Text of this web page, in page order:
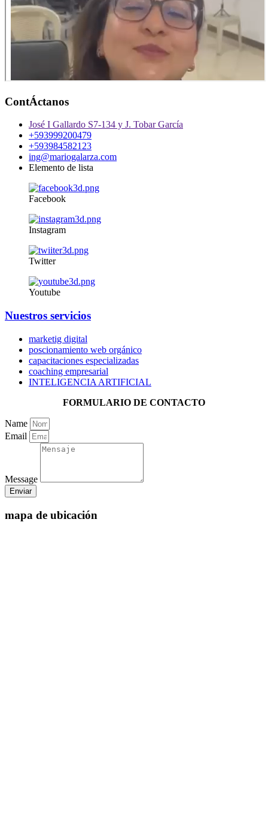
ContÁctanos
José I Gallardo S7-134 y J. Tobar García
+593999200479
+593984582123
ing@mariogalarza.com
Elemento de lista
Facebook
Instagram
Twitter
Youtube
Nuestros servicios
marketig digital
poscionamiento web orgánico
capacitaciones especializadas
coaching empresarial
INTELIGENCIA ARTIFICIAL
FORMULARIO DE CONTACTO
Name
Email
Message
Enviar
mapa de ubicación